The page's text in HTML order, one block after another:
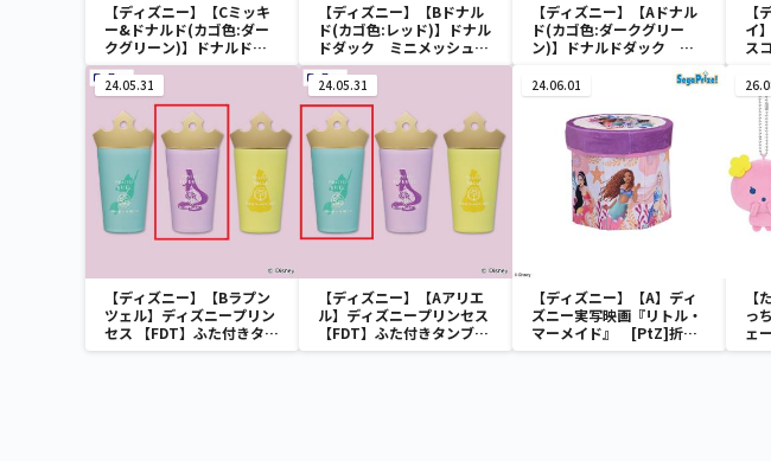
【ディズニー】【Cミッキ
ー&ドナルド(カゴ色:ダー
クグリーン)】ドナルドダ
ック ミニメッシュカゴ
【ディズニー】【Bドナル
ド(カゴ色:レッド)】ドナル
ドダック ミニメッシュカ
ゴ
【ディズニー】【Aドナル
ド(カゴ色:ダークグリー
ン)】ドナルドダック ミ
【
イ
ス
24.05.31
【ディズニー】【Bラプン
ツェル】ディズニープリン
セス 【FDT】ふた付きタン
ブラー
24.05.31
【ディズニー】【Aアリエ
ル】ディズニープリンセス
【FDT】ふた付きタンブラ
ー
24.06.01
【ディズニー】【A】ディ
ズニー実写映画『リトル・
マーメイド』 [PtZ]折り
畳みボックスチェアー
【
っ
ェ